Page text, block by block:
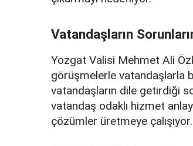
Vatandaşların
Yozgat Valisi Mehmet Ali
görüşmelerle vatandaşlarla
vatandaşların dile getirdiği
vatandaş odaklı hizmet
çözümler üretmeye çalışıyor.